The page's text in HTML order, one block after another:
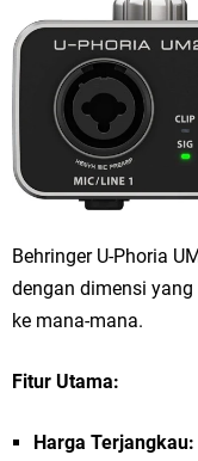
Behringer U-Phoria
dengan dimensi
ke mana-mana.
Fitur Utama:
Harga Terjangkau: